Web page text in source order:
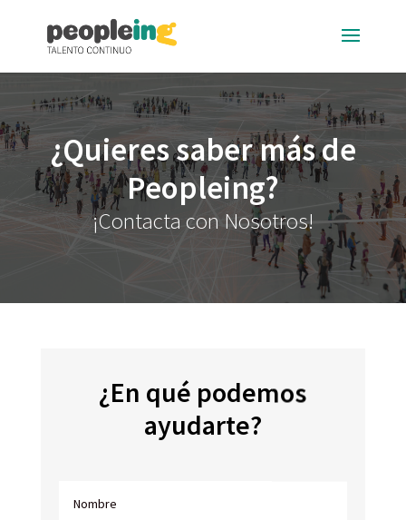
¿Quieres saber más de
Peopleing?
¡Contacta con Nosotros!
¿En qué podemos
ayudarte?